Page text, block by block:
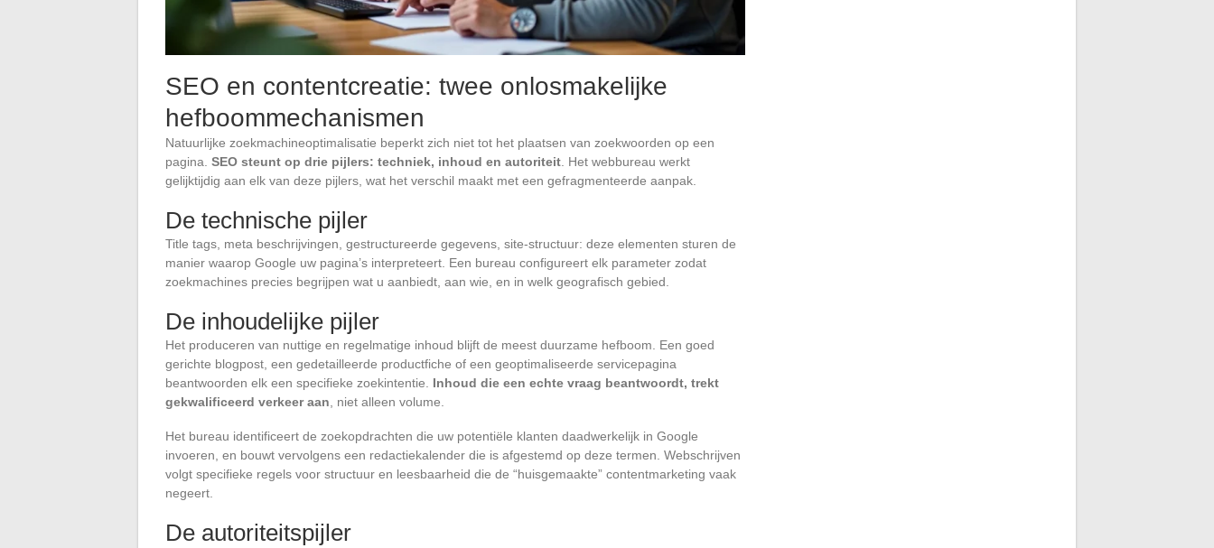
SEO en contentcreatie: twee onlosmakelijke
hefboommechanismen
Natuurlijke zoekmachineoptimalisatie beperkt zich niet tot het plaatsen van zoekwoorden op een
pagina. SEO steunt op drie pijlers: techniek, inhoud en autoriteit. Het webbureau werkt
gelijktijdig aan elk van deze pijlers, wat het verschil maakt met een gefragmenteerde aanpak.
De technische pijler
Title tags, meta beschrijvingen, gestructureerde gegevens, site-structuur: deze elementen sturen de
manier waarop Google uw pagina’s interpreteert. Een bureau configureert elk parameter zodat
zoekmachines precies begrijpen wat u aanbiedt, aan wie, en in welk geografisch gebied.
De inhoudelijke pijler
Het produceren van nuttige en regelmatige inhoud blijft de meest duurzame hefboom. Een goed
gerichte blogpost, een gedetailleerde productfiche of een geoptimaliseerde servicepagina
beantwoorden elk een specifieke zoekintentie. Inhoud die een echte vraag beantwoordt, trekt
gekwalificeerd verkeer aan, niet alleen volume.
Het bureau identificeert de zoekopdrachten die uw potentiële klanten daadwerkelijk in Google
invoeren, en bouwt vervolgens een redactiekalender die is afgestemd op deze termen. Webschrijven
volgt specifieke regels voor structuur en leesbaarheid die de “huisgemaakte” contentmarketing vaak
negeert.
De autoriteitspijler